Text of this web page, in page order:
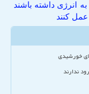
انرژی داشته باشند
کنند
خورشیدی
ندارند